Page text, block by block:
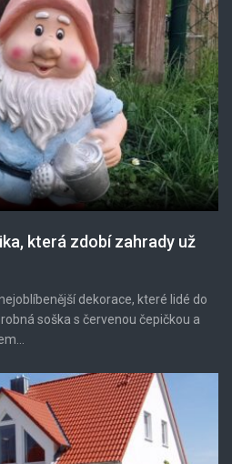
která zdobí zahrady už
dekorace, které lidé do
soška s červenou čepičkou a